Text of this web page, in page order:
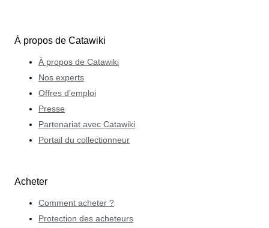
À propos de Catawiki
À propos de Catawiki
Nos experts
Offres d'emploi
Presse
Partenariat avec Catawiki
Portail du collectionneur
Acheter
Comment acheter ?
Protection des acheteurs